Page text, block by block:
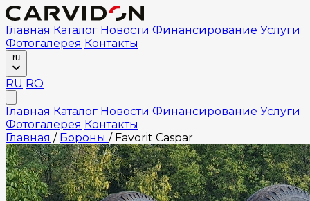
Главная Каталог Новости Финансирование Услуги
Фотогалерея Контакты
ru
RU RO
Главная Каталог Новости Финансирование Услуги
Фотогалерея Контакты
Главная / Бороны / Favorit Caspar